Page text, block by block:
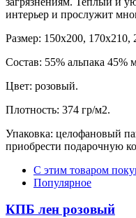
интерьер и прослужит
Размер: 150х200, 170х210,
Состав: 55% альпака 45%
Цвет: розовый.
Плотность: 374 гр/м2.
Упаковка: целофановый
приобрести подарочную
С этим товаром
Популярное
КПБ лен розовый